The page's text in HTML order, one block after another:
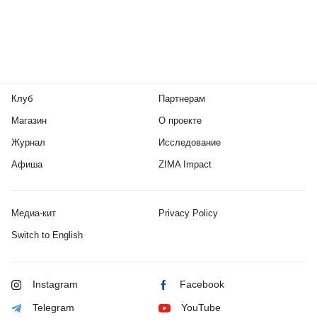
Клуб
Магазин
Журнал
Афиша
Партнерам
О проекте
Исследование
ZIMA Impact
Медиа-кит Privacy Policy
Switch to English
Instagram Facebook
Telegram YouTube